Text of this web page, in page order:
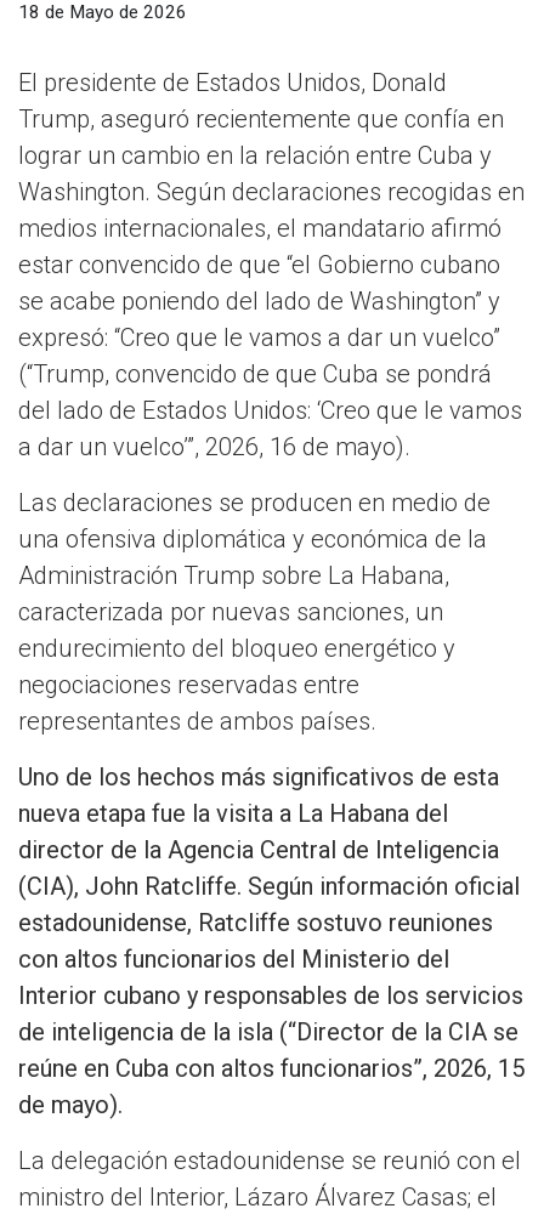
18 de Mayo de 2026
El presidente de Estados Unidos, Donald
Trump, aseguró recientemente que confía en
lograr un cambio en la relación entre Cuba y
Washington. Según declaraciones recogidas en
medios internacionales, el mandatario afirmó
estar convencido de que “el Gobierno cubano
se acabe poniendo del lado de Washington” y
expresó: “Creo que le vamos a dar un vuelco”
(“Trump, convencido de que Cuba se pondrá
del lado de Estados Unidos: ‘Creo que le vamos
a dar un vuelco’”, 2026, 16 de mayo).
Las declaraciones se producen en medio de
una ofensiva diplomática y económica de la
Administración Trump sobre La Habana,
caracterizada por nuevas sanciones, un
endurecimiento del bloqueo energético y
negociaciones reservadas entre
representantes de ambos países.
Uno de los hechos más significativos de esta
nueva etapa fue la visita a La Habana del
director de la Agencia Central de Inteligencia
(CIA), John Ratcliffe. Según información oficial
estadounidense, Ratcliffe sostuvo reuniones
con altos funcionarios del Ministerio del
Interior cubano y responsables de los servicios
de inteligencia de la isla (“Director de la CIA se
reúne en Cuba con altos funcionarios”, 2026, 15
de mayo).
La delegación estadounidense se reunió con el
ministro del Interior, Lázaro Álvarez Casas; el